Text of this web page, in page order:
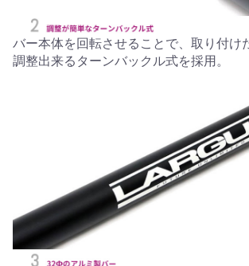
バー本体を回転させることで、取り付け
調整出来るターンバックル式を採用。